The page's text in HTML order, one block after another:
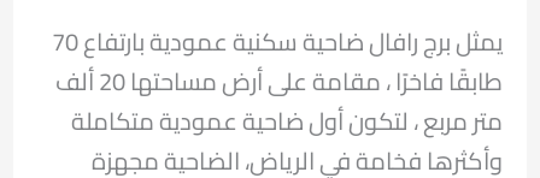
يمثل برج رافال ضاحية سكنية عمودية بارتفاع 70
طابقًا فاخرًا ، مقامة على أرض مساحتها 20 ألف
متر مربع ، لتكون أول ضاحية عمودية متكاملة
وأكثرها فخامة في الرياض، الضاحية مجهزة